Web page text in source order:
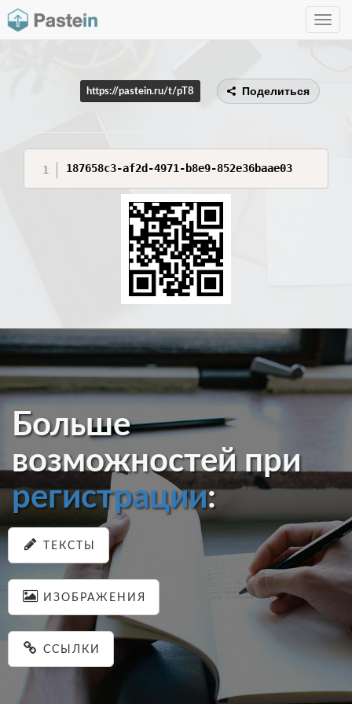
Toggle
https://pastein.ru/t/pT8 Поделиться
187658c3-af2d-4971-b8e9-852e36baae03
Больше
возможностей при
регистрации:
ТЕКСТЫ
ИЗОБРАЖЕНИЯ
ССЫЛКИ